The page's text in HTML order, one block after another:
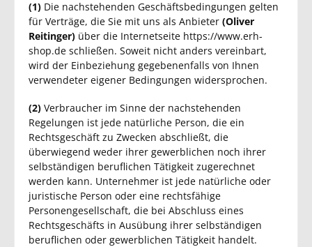
(1) Die nachstehenden Geschäftsbedingungen gelten
für Verträge, die Sie mit uns als Anbieter (Oliver
Reitinger) über die Internetseite https://www.erh-
shop.de schließen. Soweit nicht anders vereinbart,
wird der Einbeziehung gegebenenfalls von Ihnen
verwendeter eigener Bedingungen widersprochen.
(2) Verbraucher im Sinne der nachstehenden
Regelungen ist jede natürliche Person, die ein
Rechtsgeschäft zu Zwecken abschließt, die
überwiegend weder ihrer gewerblichen noch ihrer
selbständigen beruflichen Tätigkeit zugerechnet
werden kann. Unternehmer ist jede natürliche oder
juristische Person oder eine rechtsfähige
Personengesellschaft, die bei Abschluss eines
Rechtsgeschäfts in Ausübung ihrer selbständigen
beruflichen oder gewerblichen Tätigkeit handelt.